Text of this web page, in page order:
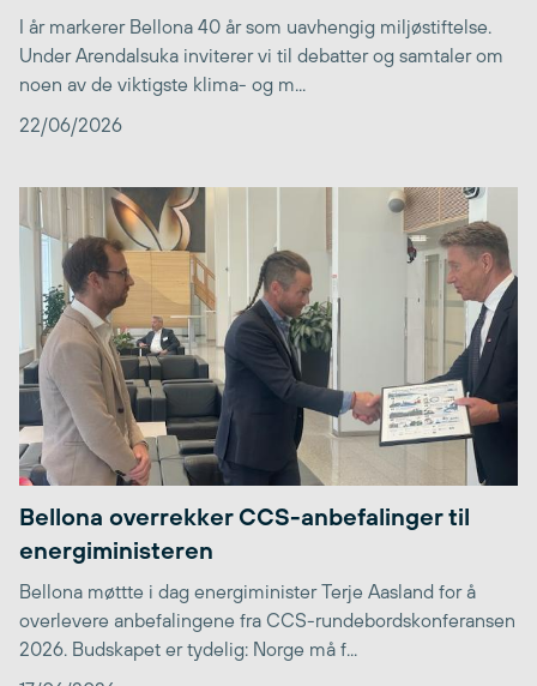
I år markerer Bellona 40 år som uavhengig miljøstiftelse.
Under Arendalsuka inviterer vi til debatter og samtaler om
noen av de viktigste klima- og m...
22/06/2026
Bellona overrekker CCS-anbefalinger til
energiministeren
Bellona møttte i dag energiminister Terje Aasland for å
overlevere anbefalingene fra CCS-rundebordskonferansen
2026. Budskapet er tydelig: Norge må f...